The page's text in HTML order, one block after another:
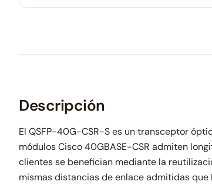
Descripción
El QSFP-40G-CSR-S es un transceptor
módulos Cisco 40GBASE-CSR admiten
clientes se benefician mediante la
mismas distancias de enlace admitidas